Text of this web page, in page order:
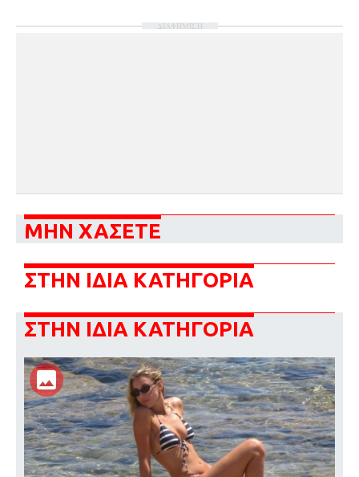
ΔΙΑΦΗΜΙΣΗ
ΜΗΝ ΧΑΣΕΤΕ
ΣΤΗΝ ΙΔΙΑ ΚΑΤΗΓΟΡΙΑ
ΣΤΗΝ ΙΔΙΑ ΚΑΤΗΓΟΡΙΑ